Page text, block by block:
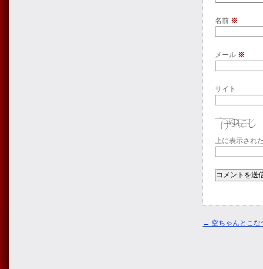
名前 ※
メール ※
サイト
上に表示され
← 空ちゃんとこな